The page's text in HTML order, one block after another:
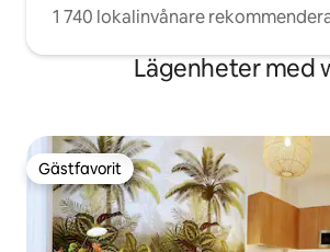
1 740 lokalinvånare
Lägenheter med
Gästfavorit
Gästfavorit